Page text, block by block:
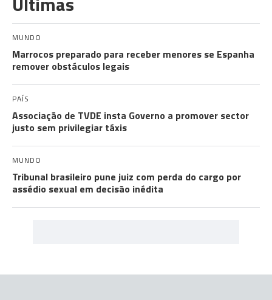
MUNDO
Marrocos preparado para receber menores se Espanha
remover obstáculos legais
PAÍS
Associação de TVDE insta Governo a promover sector
justo sem privilegiar táxis
MUNDO
Tribunal brasileiro pune juiz com perda do cargo por
assédio sexual em decisão inédita